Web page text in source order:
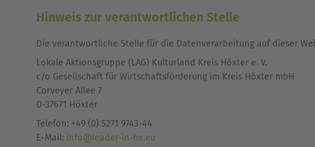
Hinweis zur verantwortlichen Stelle
Die verantwortliche Stelle für die Datenverarbeitung auf dieser
Lokale Aktionsgruppe (LAG) Kulturland Kreis Höxter e. V.
c/o Gesellschaft für Wirtschaftsförderung im Kreis Höxter mbH
Corveyer Allee 7
D-37671 Höxter
Telefon: +49 (0) 5271 9743-44
E-Mail: info@leader-in-hx.eu